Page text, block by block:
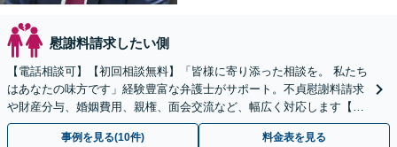
慰謝料請求したい側
【電話相談可】【初回相談無料】「皆様に寄り添った相談を。 私たち
はあなたの味方です」経験豊富な弁護士がサポート。不貞慰謝料請求
や財産分与、婚姻費用、親権、面会交流など、幅広く対応します【夜
間・休日面談可】【完全個室】【名古屋駅7分】
事例を見る(10件) 料金表を見る